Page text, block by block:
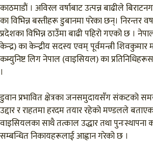
काठमाडाैं । अविरल वर्षाबाट उत्पन्न बाढीले
का विभिन्न बस्तीहरू डुबानमा परेका छन्। निरन्तर
प्रदेशका विभिन्न ठाउँमा बाढी पहिरो गएको छ ।
केन्द्र) का केन्द्रीय सदस्य एवम् पूर्वमन्त्री
कम्युनिष्ट लिग नेपाल (वाइसियल) का
।
डुवान प्रभावित क्षेत्रका जनसमुदायसँग संकटको
उद्दार र राहतमा हरदम तयार रहेको मण्डलले
वाइसियलका साथै तत्काल उद्धार तथा पुनःस्थापना
सम्बन्धित निकायहरूलाई आह्वान गरेको छ ।